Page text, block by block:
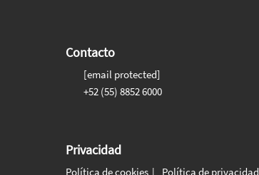
Contacto
[email protected]
+52 (55) 8852 6000
Privacidad
Política de cookies Política de privacidad